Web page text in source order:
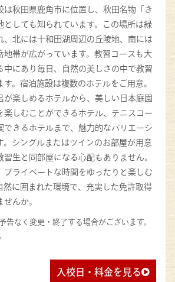
は秋田県鹿角市に位置し、秋田名物「き
としても知られています。この場所は緑
、北には十和田湖周辺の丘陵地、南には
地帯が広がっています。教習コースも大
中にあり毎日、自然の美しさの中で教習
。宿泊施設は複数のホテルをご用意。
が楽しめるホテルから、美しい日本庭園
楽しむことができるホテル、テニスコー
できるホテルまで、魅力的なバリエーシ
。シングルまたはツインのお部屋が用意
生と同部屋になる心配もありません。
プライベートな時間をゆったりと楽しむ
然に囲まれた環境で、充実した免許取得
んか。
なく変更・終了する場合がございます。
入校日・料金を見る